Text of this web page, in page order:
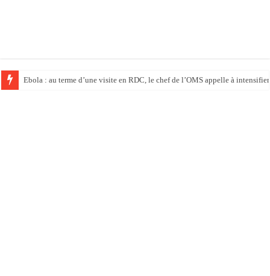
Ebola : au terme d’une visite en RDC, le chef de l’OMS appelle à